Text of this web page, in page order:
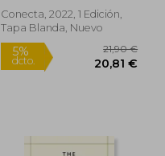
5%
dcto.
Conecta, 2022, 1 Edición,
Tapa Blanda, Nuevo